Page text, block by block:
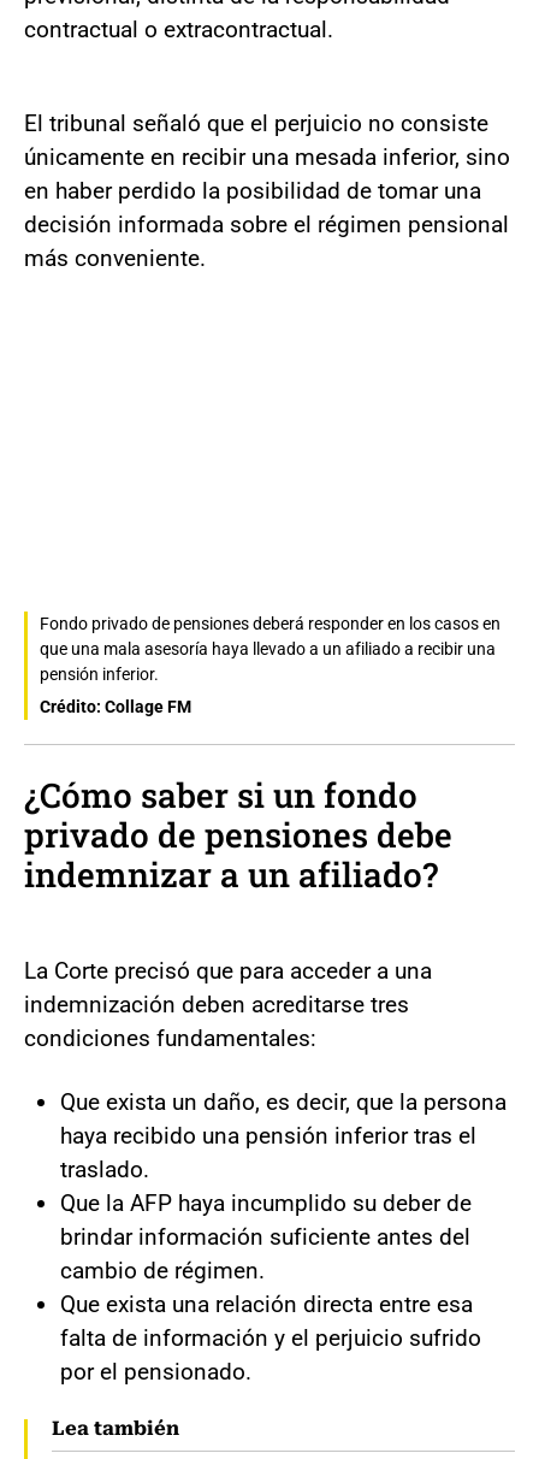
contractual o extracontractual.
El tribunal señaló que el perjuicio no consiste
únicamente en recibir una mesada inferior, sino
en haber perdido la posibilidad de tomar una
decisión informada sobre el régimen pensional
más conveniente.
Fondo privado de pensiones deberá responder en los casos en
que una mala asesoría haya llevado a un afiliado a recibir una
pensión inferior.
Crédito: Collage FM
¿Cómo saber si un fondo
privado de pensiones debe
indemnizar a un afiliado?
La Corte precisó que para acceder a una
indemnización deben acreditarse tres
condiciones fundamentales:
Que exista un daño, es decir, que la persona
haya recibido una pensión inferior tras el
traslado.
Que la AFP haya incumplido su deber de
brindar información suficiente antes del
cambio de régimen.
Que exista una relación directa entre esa
falta de información y el perjuicio sufrido
por el pensionado.
Lea también